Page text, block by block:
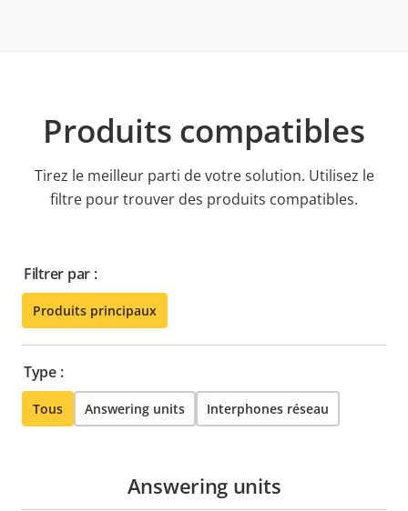
Produits compatibles
Tirez le meilleur parti de votre solution. Utilisez le
filtre pour trouver des produits compatibles.
Filtrer par :
Produits principaux
Type :
Tous Answering units Interphones réseau
Answering units